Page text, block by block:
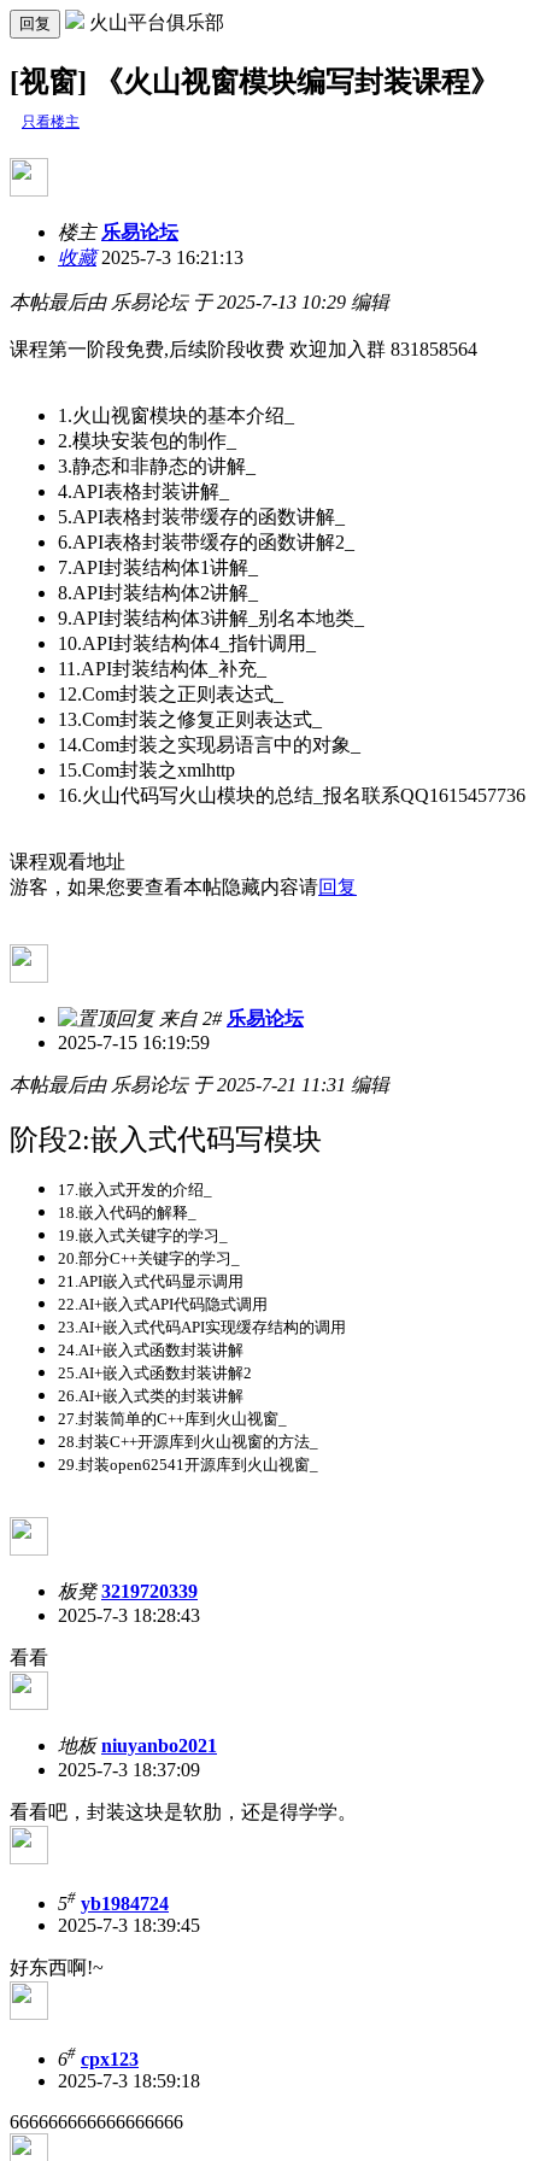
回复 火山平台俱乐部
[视窗] 《火山视窗模块编写封装课程》
只看楼主
楼主 乐易论坛
收藏2025-7-3 16:21:13
本帖最后由 乐易论坛 于 2025-7-13 10:29 编辑
课程第一阶段免费,后续阶段收费 欢迎加入群 831858564
1.火山视窗模块的基本介绍_
2.模块安装包的制作_
3.静态和非静态的讲解_
4.API表格封装讲解_
5.API表格封装带缓存的函数讲解_
6.API表格封装带缓存的函数讲解2_
7.API封装结构体1讲解_
8.API封装结构体2讲解_
9.API封装结构体3讲解_别名本地类_
10.API封装结构体4_指针调用_
11.API封装结构体_补充_
12.Com封装之正则表达式_
13.Com封装之修复正则表达式_
14.Com封装之实现易语言中的对象_
15.Com封装之xmlhttp
16.火山代码写火山模块的总结_报名联系QQ1615457736
课程观看地址
游客，如果您要查看本帖隐藏内容请回复
来自 2# 乐易论坛
2025-7-15 16:19:59
本帖最后由 乐易论坛 于 2025-7-21 11:31 编辑
阶段2:嵌入式代码写模块
17.嵌入式开发的介绍_
18.嵌入代码的解释_
19.嵌入式关键字的学习_
20.部分C++关键字的学习_
21.API嵌入式代码显示调用
22.AI+嵌入式API代码隐式调用
23.AI+嵌入式代码API实现缓存结构的调用
24.AI+嵌入式函数封装讲解
25.AI+嵌入式函数封装讲解2
26.AI+嵌入式类的封装讲解
27.封装简单的C++库到火山视窗_
28.封装C++开源库到火山视窗的方法_
29.封装open62541开源库到火山视窗_
板凳 3219720339
2025-7-3 18:28:43
看看
地板 niuyanbo2021
2025-7-3 18:37:09
看看吧，封装这块是软肋，还是得学学。
5# yb1984724
2025-7-3 18:39:45
好东西啊!~
6# cpx123
2025-7-3 18:59:18
666666666666666666